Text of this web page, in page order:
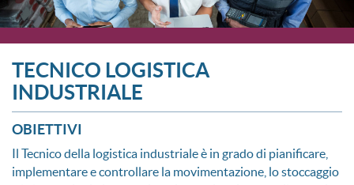
TECNICO LOGISTICA
INDUSTRIALE
OBIETTIVI
Il Tecnico della logistica industriale è in grado di pianificare,
implementare e controllare la movimentazione, lo stoccaggio